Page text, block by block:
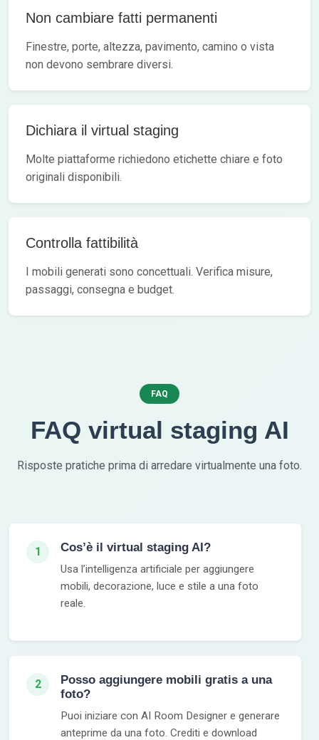
Non cambiare fatti permanenti
Finestre, porte, altezza, pavimento, camino o vista
non devono sembrare diversi.
Dichiara il virtual staging
Molte piattaforme richiedono etichette chiare e foto
originali disponibili.
Controlla fattibilità
I mobili generati sono concettuali. Verifica misure,
passaggi, consegna e budget.
FAQ
FAQ virtual staging AI
Risposte pratiche prima di arredare virtualmente una foto.
1 Cos’è il virtual staging AI?
Usa l’intelligenza artificiale per aggiungere
mobili, decorazione, luce e stile a una foto
reale.
2
Posso aggiungere mobili gratis a una
foto?
Puoi iniziare con AI Room Designer e generare
anteprime da una foto. Crediti e download